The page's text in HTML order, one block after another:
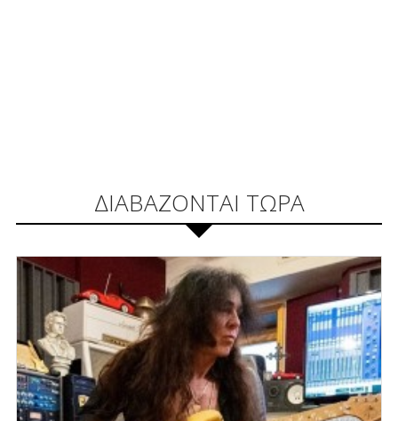
ΔΙΑΒΑΖΟΝΤΑΙ ΤΩΡΑ